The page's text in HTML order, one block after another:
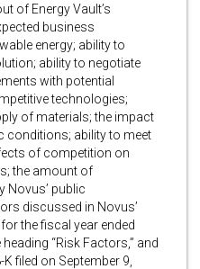
of Energy Vault’s
business
energy; ability to
ability to negotiate
with potential
technologies;
of materials; the impact
conditions; ability to meet
of competition on
the amount of
Novus’ public
discussed in Novus’
the fiscal year ended
“Risk Factors,” and
filed on September 9,